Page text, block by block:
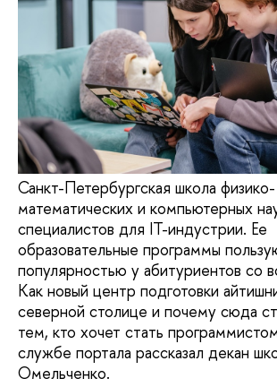
Санкт-Петербургская школа физико-
математических и компьютерных
специалистов для IT-индустрии. Ее
образовательные программы
популярностью у абитуриентов со
Как новый центр подготовки
северной столице и почему сюда
тем, кто хочет стать
службе портала рассказал декан
Омельченко.